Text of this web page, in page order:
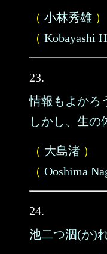
（ 小林秀雄 ）
（ Kobayashi
23.
情報もよかろ
しかし、生の
（ 大島渚 ）
（ Ooshima
24.
池二つ涸(か)